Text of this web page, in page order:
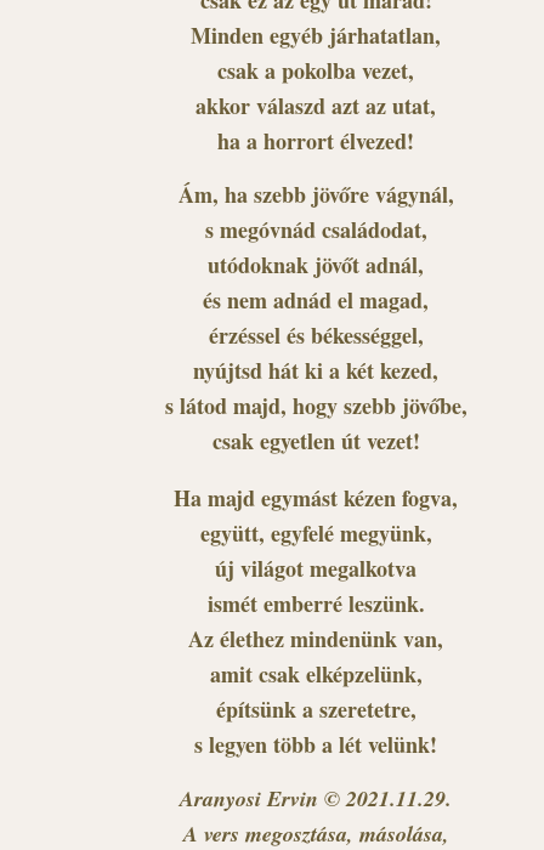
Minden egyéb járhatatlan,
csak a pokolba vezet,
akkor válaszd azt az utat,
ha a horrort élvezed!
Ám, ha szebb jövőre vágynál,
s megóvnád családodat,
utódoknak jövőt adnál,
és nem adnád el magad,
érzéssel és békességgel,
nyújtsd hát ki a két kezed,
s látod majd, hogy szebb jövőbe,
csak egyetlen út vezet!
Ha majd egymást kézen fogva,
együtt, egyfelé megyünk,
új világot megalkotva
ismét emberré leszünk.
Az élethez mindenünk van,
amit csak elképzelünk,
építsünk a szeretetre,
s legyen több a lét velünk!
Aranyosi Ervin © 2021.11.29.
A vers megosztása, másolása,